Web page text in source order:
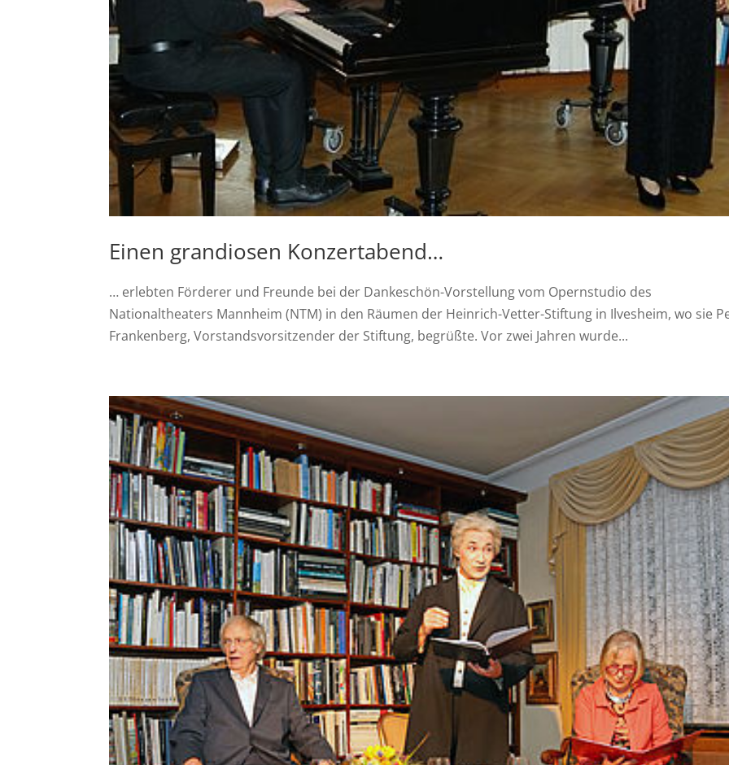
Einen grandiosen Konzertabend…
… erlebten Förderer und Freunde bei der Dankeschön-Vorstellung vom Opernstudio des
Nationaltheaters Mannheim (NTM) in den Räumen der Heinrich-Vetter-Stiftung in Ilvesheim, wo sie
Frankenberg, Vorstandsvorsitzender der Stiftung, begrüßte. Vor zwei Jahren wurde...